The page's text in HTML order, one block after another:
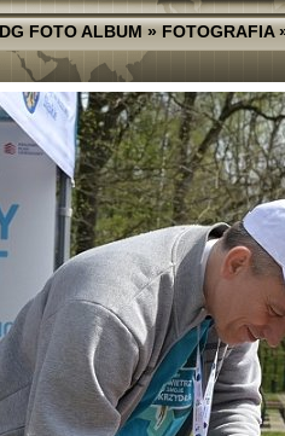
FOTO ALBUM»FOTOGRAFIA